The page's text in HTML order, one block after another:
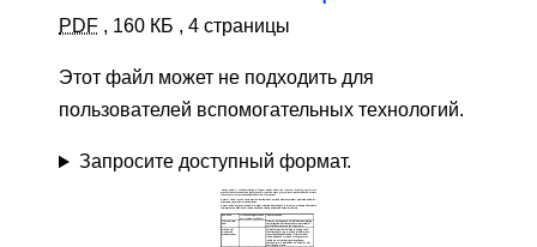
PDF , 160 КБ , 4 страницы
Этот файл может не подходить для
пользователей вспомогательных технологий.
Запросите доступный формат.